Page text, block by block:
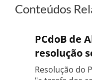
Conteúdos
PCdoB de
resolução
Resolução do